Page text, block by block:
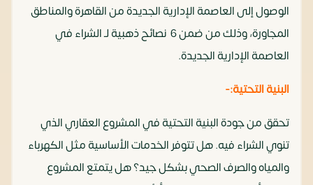
الوصول إلى العاصمة الإدارية الجديدة من القاهرة والمناطق
المجاورة، وذلك من ضمن 6 نصائح ذهبية لـ الشراء في
العاصمة الإدارية الجديدة.
البنية التحتية:-
تحقق من جودة البنية التحتية في المشروع العقاري الذي
تنوي الشراء فيه. هل تتوفر الخدمات الأساسية مثل الكهرباء
والمياه والصرف الصحي بشكل جيد؟ هل يتمتع المشروع